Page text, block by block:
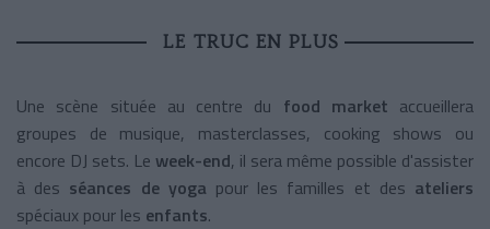
LE TRUC EN PLUS
Une scène située au centre du food market accueillera
groupes de musique, masterclasses, cooking shows ou
encore DJ sets. Le week-end, il sera même possible d'assister
à des séances de yoga pour les familles et des ateliers
spéciaux pour les enfants.